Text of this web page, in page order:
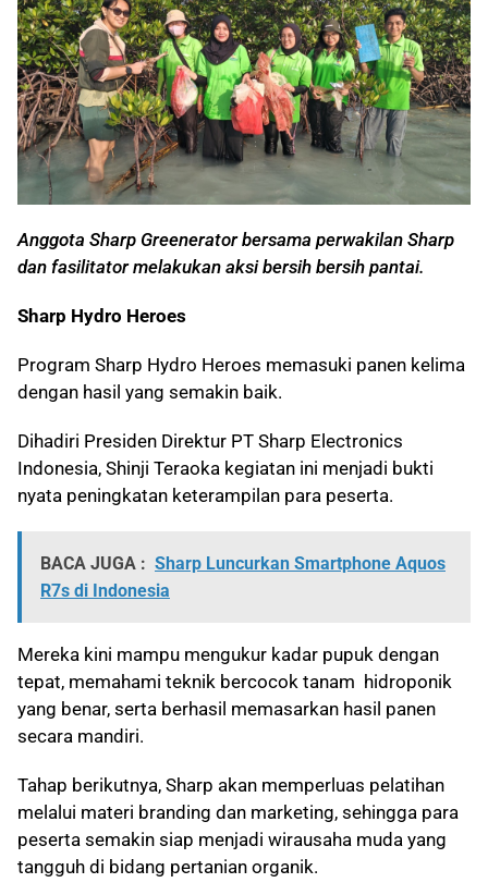
Anggota Sharp Greenerator bersama perwakilan Sharp
dan fasilitator melakukan aksi bersih bersih pantai.
Sharp Hydro Heroes
Program Sharp Hydro Heroes memasuki panen kelima
dengan hasil yang semakin baik.
Dihadiri Presiden Direktur PT Sharp Electronics
Indonesia, Shinji Teraoka kegiatan ini menjadi bukti
nyata peningkatan keterampilan para peserta.
BACA JUGA : Sharp Luncurkan Smartphone Aquos
R7s di Indonesia
Mereka kini mampu mengukur kadar pupuk dengan
tepat, memahami teknik bercocok tanam hidroponik
yang benar, serta berhasil memasarkan hasil panen
secara mandiri.
Tahap berikutnya, Sharp akan memperluas pelatihan
melalui materi branding dan marketing, sehingga para
peserta semakin siap menjadi wirausaha muda yang
tangguh di bidang pertanian organik.